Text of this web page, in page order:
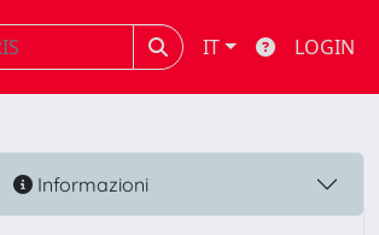
IT LOGIN
Informazioni